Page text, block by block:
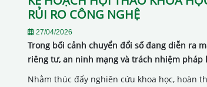
RỦI RO CÔNG NGHỆ
27/04/2026
Trong bối cảnh chuyển đổi số đang diễn ra
riêng tư, an ninh mạng và trách nhiệm pháp
Nhằm thúc đẩy nghiên cứu khoa học, hoàn